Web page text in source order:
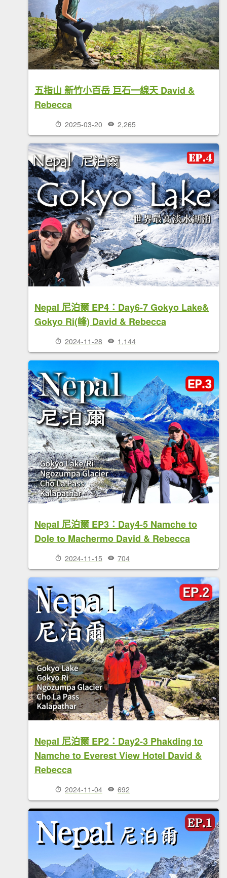
五指山 新竹小百岳 巨石一線天 David &
Rebecca
2025-03-20 2,265
Nepal 尼泊爾 EP4：Day6-7 Gokyo Lake&
Gokyo Ri(峰) David & Rebecca
2024-11-28 1,144
Nepal 尼泊爾 EP3：Day4-5 Namche to
Dole to Machermo David & Rebecca
2024-11-15 704
Nepal 尼泊爾 EP2：Day2-3 Phakding to
Namche to Everest View Hotel David &
Rebecca
2024-11-04 692